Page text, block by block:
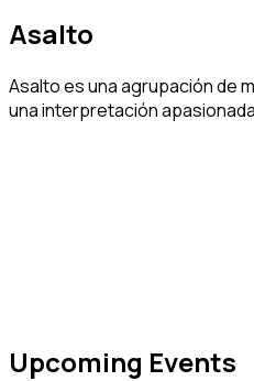
Asalto
Asalto es una agrupación de
una interpretación
Upcoming Events